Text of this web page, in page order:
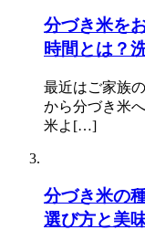
分づき米を
時間とは？
最近はご家族
から分づき米
米よ[…]
分づき米の
選び方と美